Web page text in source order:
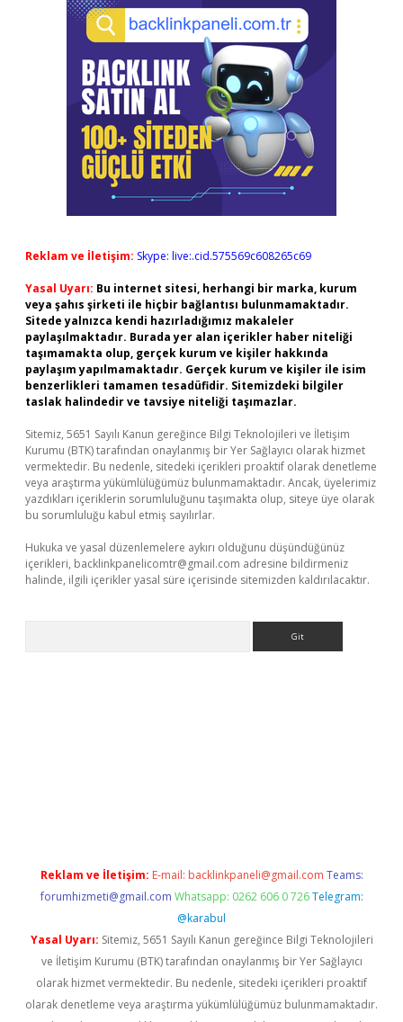
Reklam ve İletişim: Skype: live:.cid.575569c608265c69
Yasal Uyarı: Bu internet sitesi, herhangi bir marka, kurum
veya şahıs şirketi ile hiçbir bağlantısı bulunmamaktadır.
Sitede yalnızca kendi hazırladığımız makaleler
paylaşılmaktadır. Burada yer alan içerikler haber niteliği
taşımamakta olup, gerçek kurum ve kişiler hakkında
paylaşım yapılmamaktadır. Gerçek kurum ve kişiler ile isim
benzerlikleri tamamen tesadüfidir. Sitemizdeki bilgiler
taslak halindedir ve tavsiye niteliği taşımazlar.
Sitemiz, 5651 Sayılı Kanun gereğince Bilgi Teknolojileri ve İletişim
Kurumu (BTK) tarafından onaylanmış bir Yer Sağlayıcı olarak hizmet
vermektedir. Bu nedenle, sitedeki içerikleri proaktif olarak denetleme
veya araştırma yükümlülüğümüz bulunmamaktadır. Ancak, üyelerimiz
yazdıkları içeriklerin sorumluluğunu taşımakta olup, siteye üye olarak
bu sorumluluğu kabul etmiş sayılırlar.
Hukuka ve yasal düzenlemelere aykırı olduğunu düşündüğünüz
içerikleri, backlinkpanelicomtr@gmail.com adresine bildirmeniz
halinde, ilgili içerikler yasal süre içerisinde sitemizden kaldırılacaktır.
Reklam ve İletişim: E-mail: backlinkpaneli@gmail.com Teams:
forumhizmeti@gmail.com Whatsapp: 0262 606 0 726 Telegram:
@karabul
Yasal Uyarı: Sitemiz, 5651 Sayılı Kanun gereğince Bilgi Teknolojileri
ve İletişim Kurumu (BTK) tarafından onaylanmış bir Yer Sağlayıcı
olarak hizmet vermektedir. Bu nedenle, sitedeki içerikleri proaktif
olarak denetleme veya araştırma yükümlülüğümüz bulunmamaktadır.